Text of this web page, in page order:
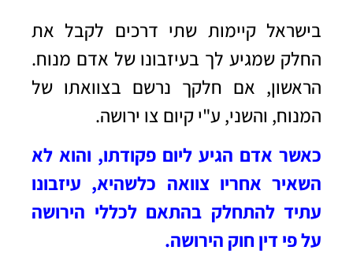
בישראל קיימות שתי דרכים לקבל את
החלק שמגיע לך בעיזבונו של אדם מנוח.
הראשון, אם חלקך נרשם בצוואתו של
המנוח, והשני, ע"י קיום צו ירושה.
כאשר אדם הגיע ליום פקודתו, והוא לא
השאיר אחריו צוואה כלשהיא, עיזבונו
עתיד להתחלק בהתאם לכללי הירושה
על פי דין חוק הירושה.